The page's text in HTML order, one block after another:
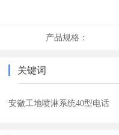
产品规格：
关键词
安徽工地喷淋系统40型电话